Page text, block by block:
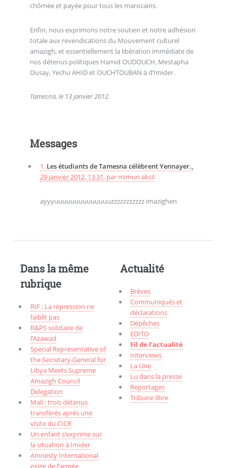
chômée et payée pour tous les marocains.
Enfin, nous exprimons notre soutien et notre adhésion
totale aux revendications du Mouvement culturel
amazigh, et essentiellement la libération immédiate de
nos détenus politiques Hamid OUDOUCH, Mestapha
Ousay, Yechu AHID et OUCHTOUBAN à d’Imider.
Tamesna, le 13 janvier 2012.
Messages
1. Les étudiants de Tamesna célèbrent Yennayer.,
29 janvier 2012, 13:31, par mimun aksil
ayyyuuuuuuuuuuuuuuzzzzzzzzzzz imazighen
Dans la même
rubrique
RIF : La répression ne
faiblit pas
R&PS solidaire de
l’Azawad
Special Representative of
the Secretary-General for
Libya Meets Supreme
Amazigh Council
Delegation
Mali : trois détenus
transférés après une
visite du CICR
Un enfant s’exprime sur
la situation à Imider
Amnesty International
exige de l’armée
Actualité
Brèves
Communiqués et
déclarations
Dépêches
EDITO
Fil de l’actualité
Interviews
La Une
Lu dans la presse
Reportages
Tribune libre